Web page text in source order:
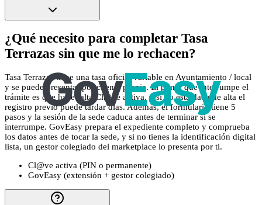
¿Qué necesito para completar Tasa
Terrazas sin que me lo rechacen?
Tasa Terrazas tiene una tasa oficial variable en Ayuntamiento / local
y se puede presentar por cuenta propia. El punto que interrumpe el
trámite es que hace falta Cl@ve activa, y si no está dada de alta el
registro previo puede tardar días. Además, el formulario tiene 5
pasos y la sesión de la sede caduca antes de terminar si se
interrumpe. GovEasy prepara el expediente completo y comprueba
los datos antes de tocar la sede, y si no tienes la identificación digital
lista, un gestor colegiado del marketplace lo presenta por ti.
Cl@ve activa (PIN o permanente)
GovEasy (extensión + gestor colegiado)